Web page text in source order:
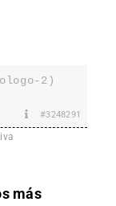
2)
#3248291
más